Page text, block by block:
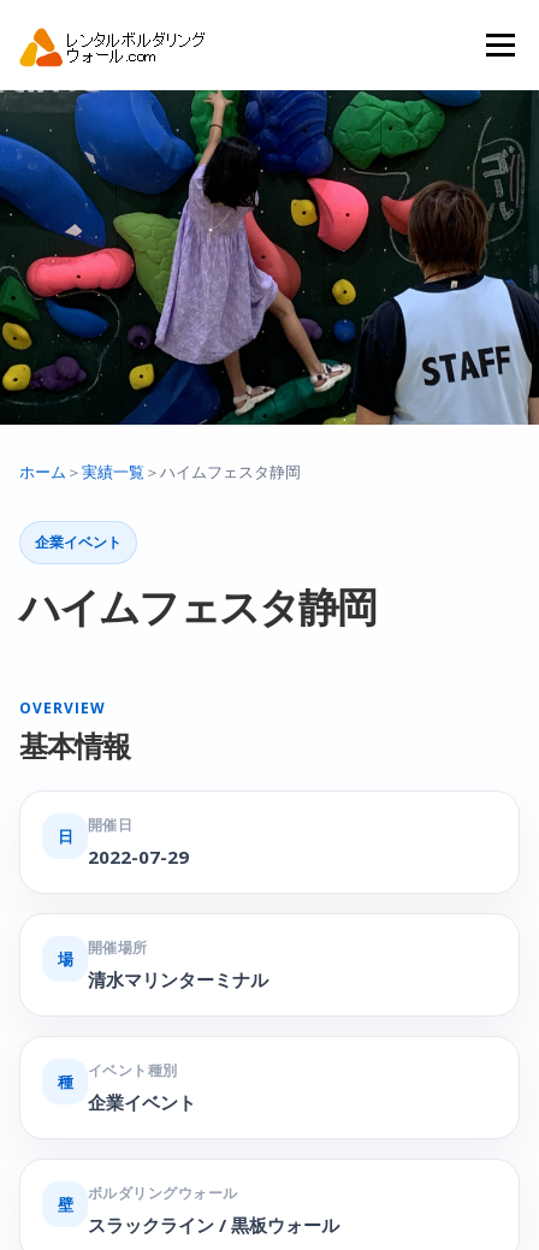
ツ
へ
キ
ッ
メニュー
トップ 自動見積り 商品一覧
アーバンスポーツイベント.JP
ホーム ＞実績一覧 ＞ハイムフェスタ静岡
企業イベント
ハイムフェスタ静岡
OVERVIEW
基本情報
日
開催日
2022-07-29
場
開催場所
清水マリンターミナル
種
イベント種別
企業イベント
壁
ボルダリングウォール
スラックライン / 黒板ウォール